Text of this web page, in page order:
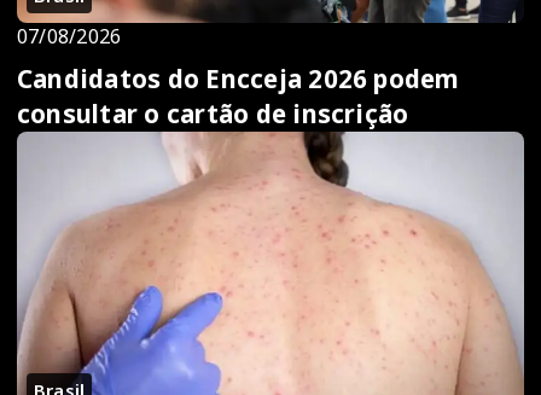
07/08/2026
Candidatos do Encceja 2026 podem
consultar o cartão de inscrição
Brasil